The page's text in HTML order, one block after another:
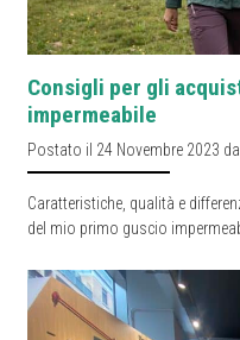
Consigli per gli
impermeabile
Postato il 24 Novembre 2023 da
Caratteristiche, qualità e
del mio primo guscio